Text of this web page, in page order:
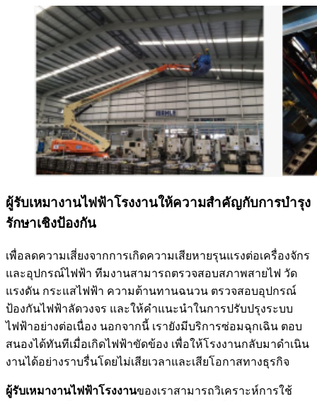
ผู้รับเหมางานไฟฟ้าโรงงานให้ความสำคัญกับการบำรุง
รักษาเชิงป้องกัน
เพื่อลดความเสี่ยงจากการเกิดความเสียหายรุนแรงต่อเครื่องจักร
และอุปกรณ์ไฟฟ้า ทีมงานสามารถตรวจสอบสภาพสายไฟ วัด
แรงดัน กระแสไฟฟ้า ความต้านทานฉนวน ตรวจสอบอุปกรณ์
ป้องกันไฟฟ้าลัดวงจร และให้คำแนะนำในการปรับปรุงระบบ
ไฟฟ้าอย่างต่อเนื่อง นอกจากนี้ เรายังมีบริการซ่อมฉุกเฉิน ตอบ
สนองได้ทันทีเมื่อเกิดไฟฟ้าขัดข้อง เพื่อให้โรงงานกลับมาดำเนิน
งานได้อย่างราบรื่นโดยไม่เสียเวลาและเสียโอกาสทางธุรกิจ
ผู้รับเหมางานไฟฟ้าโรงงานของเราสามารถวิเคราะห์การใช้